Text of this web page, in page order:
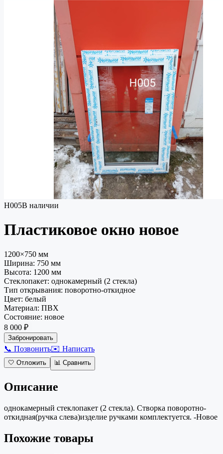
Н005В наличии
Пластиковое окно новое
1200×750 мм
Ширина: 750 мм
Высота: 1200 мм
Стеклопакет: однокамерный (2 стекла)
Тип открывания: поворотно-откидное
Цвет: белый
Материал: ПВХ
Состояние: новое
8 000 ₽
Забронировать
📞 Позвонить✉️ Написать
🤍 Отложить 📊 Сравнить
Описание
однокамерный стеклопакет (2 стекла). Створка поворотно-
откидная(ручка слева)изделие ручками комплектуется. -Новое
Похожие товары